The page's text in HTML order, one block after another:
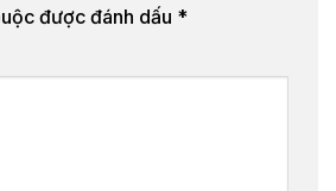
được đánh dấu *